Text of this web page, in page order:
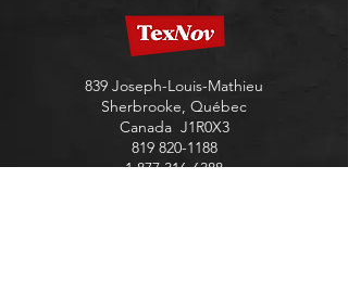
839 Joseph-Louis-Mathieu
Sherbrooke, Québec
Canada J1R0X3
819 820-1188
1 877 316-6388